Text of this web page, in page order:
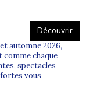
Découvrir
automne 2026,
chaque
spectacles
vous